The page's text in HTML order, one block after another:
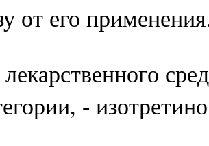
от его
-